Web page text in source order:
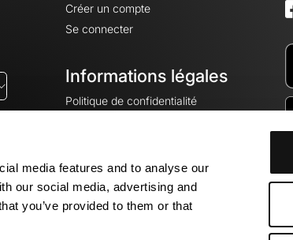
media features and to analyse our
our social media, advertising and
you’ve provided to them or that
Créer un compte
Se connecter
Informations légales
Politique de confidentialité
Mentions légales
Paramètres des cookies